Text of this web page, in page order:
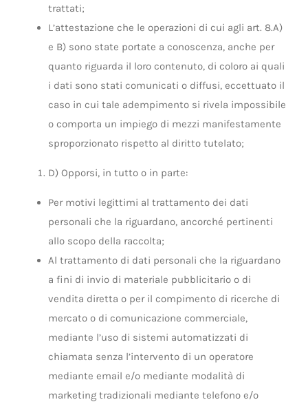
trattati;
L’attestazione che le operazioni di cui agli art. 8.A)
e B) sono state portate a conoscenza, anche per
quanto riguarda il loro contenuto, di coloro ai quali
i dati sono stati comunicati o diffusi, eccettuato il
caso in cui tale adempimento si rivela impossibile
o comporta un impiego di mezzi manifestamente
sproporzionato rispetto al diritto tutelato;
D) Opporsi, in tutto o in parte:
Per motivi legittimi al trattamento dei dati
personali che la riguardano, ancorché pertinenti
allo scopo della raccolta;
Al trattamento di dati personali che la riguardano
a fini di invio di materiale pubblicitario o di
vendita diretta o per il compimento di ricerche di
mercato o di comunicazione commerciale,
mediante l’uso di sistemi automatizzati di
chiamata senza l’intervento di un operatore
mediante email e/o mediante modalità di
marketing tradizionali mediante telefono e/o